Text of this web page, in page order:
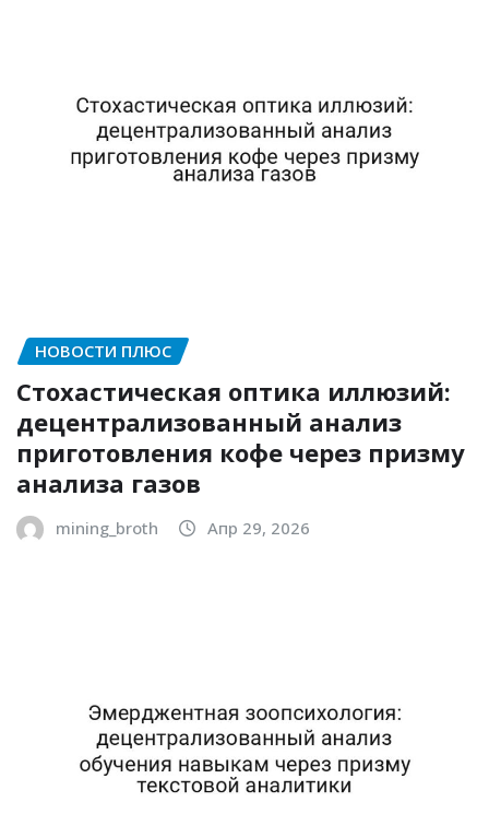
НОВОСТИ ПЛЮС
Стохастическая оптика иллюзий:
децентрализованный анализ
приготовления кофе через призму
анализа газов
mining_broth Апр 29, 2026